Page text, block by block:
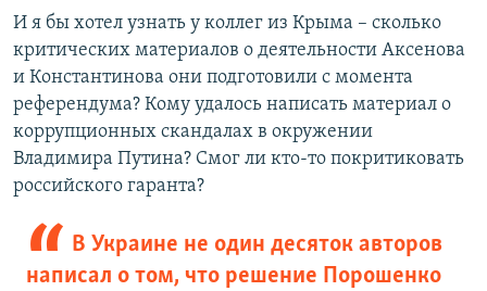
И я бы хотел узнать у коллег из Крыма – сколько
критических материалов о деятельности Аксенова
и Константинова они подготовили с момента
референдума? Кому удалось написать материал о
коррупционных скандалах в окружении
Владимира Путина? Смог ли кто-то покритиковать
российского гаранта?
В Украине не один десяток авторов
написал о том, что решение Порошенко